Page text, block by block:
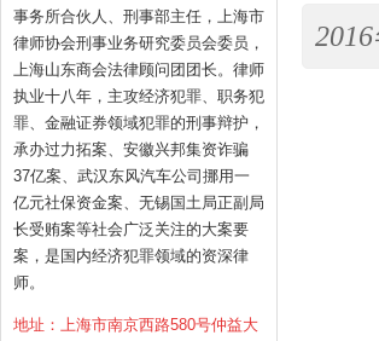
事务所合伙人、刑事部主任，上海市
律师协会刑事业务研究委员会委员，
上海山东商会法律顾问团团长。律师
执业十八年，主攻经济犯罪、职务犯
罪、金融证券领域犯罪的刑事辩护，
承办过力拓案、安徽兴邦集资诈骗
37亿案、武汉东风汽车公司挪用一
亿元社保资金案、无锡国土局正副局
长受贿案等社会广泛关注的大案要
案，是国内经济犯罪领域的资深律
师。
地址：上海市南京西路580号仲益大